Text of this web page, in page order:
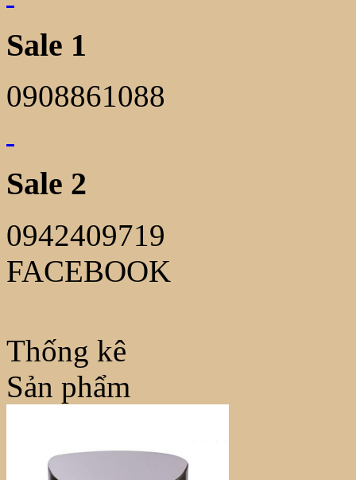
Sale 1
0908861088
Sale 2
0942409719
FACEBOOK
Thống kê
Sản phẩm